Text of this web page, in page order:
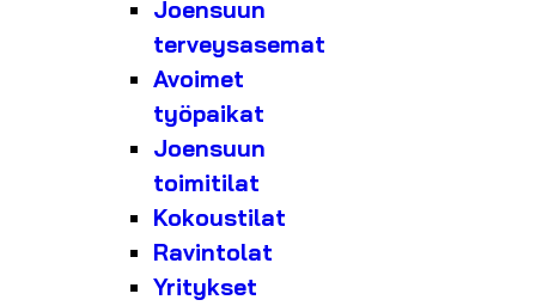
Joensuun
terveysasemat
Avoimet
työpaikat
Joensuun
toimitilat
Kokoustilat
Ravintolat
Yritykset